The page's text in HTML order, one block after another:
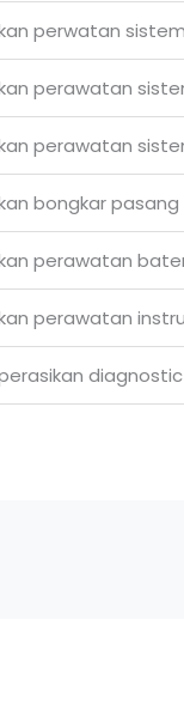
perwatan
perawatan
perawatan
bongkar
perawatan
perawatan